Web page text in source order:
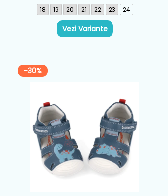
18 19 20 21 22 23 24
Vezi Variante
-30%